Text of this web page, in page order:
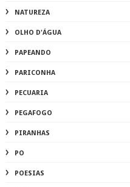
NATUREZA
OLHO D'ÁGUA
PAPEANDO
PARICONHA
PECUARIA
PEGAFOGO
PIRANHAS
PO
POESIAS